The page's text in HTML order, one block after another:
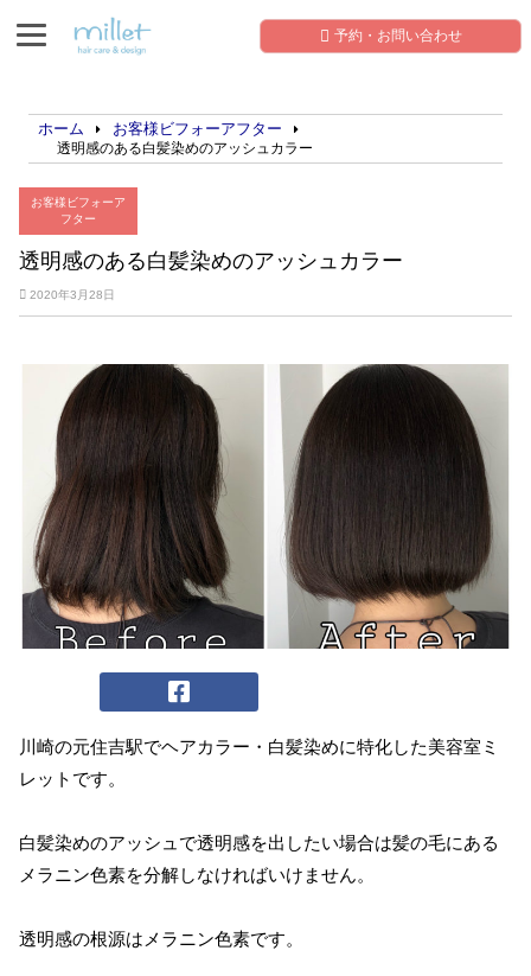
予約・お問い合わせ
ホーム お客様ビフォーアフター
透明感のある白髪染めのアッシュカラー
お客様ビフォーア
フター
透明感のある白髪染めのアッシュカラー
2020年3月28日
川崎の元住吉駅でヘアカラー・白髪染めに特化した美容室ミ
レットです。
白髪染めのアッシュで透明感を出したい場合は髪の毛にある
メラニン色素を分解しなければいけません。
透明感の根源はメラニン色素です。